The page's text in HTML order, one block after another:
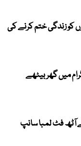
کو زندگی ختم کرنے کی
میں گھر بیٹھے
فٹ لمبا سانپ